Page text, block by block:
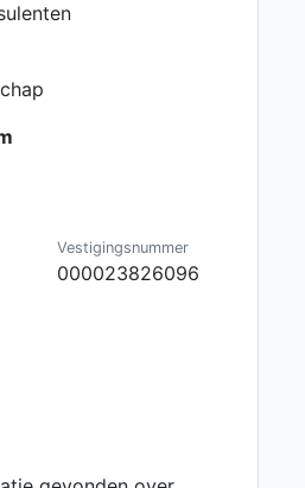
Vestigingsnummer
000023826096